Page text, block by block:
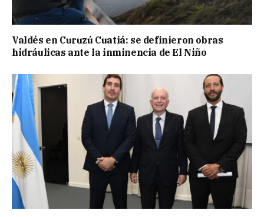
Valdés en Curuzú Cuatiá: se definieron obras
hidráulicas ante la inminencia de El Niño